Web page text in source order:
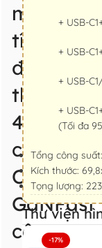
máy
tính/
điện
thoại
4
cổng
Omnia™
GaNFast
công
+ USB-
+ USB-
+ USB-
+ USB-
(Tối đa
Tổng công
Kích thước:
Tọng lượng:
Thư viện
-17%